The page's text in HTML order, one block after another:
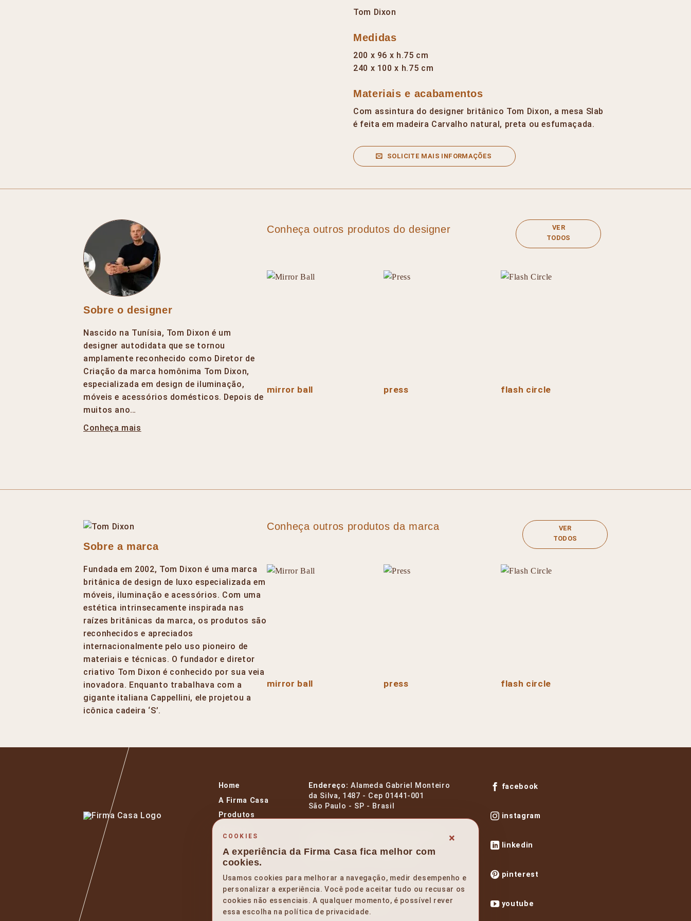
Tom Dixon
Medidas
200 x 96 x h.75 cm
240 x 100 x h.75 cm
Materiais e acabamentos
Com assintura do designer britânico Tom Dixon, a mesa Slab
é feita em madeira Carvalho natural, preta ou esfumaçada.
SOLICITE MAIS INFORMAÇÕES
Sobre o designer
Nascido na Tunísia, Tom Dixon é um
designer autodidata que se tornou
amplamente reconhecido como Diretor de
Criação da marca homônima Tom Dixon,
especializada em design de iluminação,
móveis e acessórios domésticos. Depois de
muitos ano…
Conheça mais
Conheça outros produtos do designer
VER
TODOS
mirror ball press flash circle
Sobre a marca
Fundada em 2002, Tom Dixon é uma marca
britânica de design de luxo especializada em
móveis, iluminação e acessórios. Com uma
estética intrinsecamente inspirada nas
raízes britânicas da marca, os produtos são
reconhecidos e apreciados
internacionalmente pelo uso pioneiro de
materiais e técnicas. O fundador e diretor
criativo Tom Dixon é conhecido por sua veia
inovadora. Enquanto trabalhava com a
gigante italiana Cappellini, ele projetou a
icônica cadeira ‘S’.
Conheça outros produtos da marca
VER
TODOS
mirror ball press flash circle
Home
A Firma Casa
Produtos
Eventos
Blog
Warehouse
Fale Conosco
Endereço: Alameda Gabriel Monteiro
da Silva, 1487 - Cep 01441-001
São Paulo - SP - Brasil
Telefone:+55 11 3385 9595
Horários:
Segunda a Sexta – 10 às 19h.
Sábado – 10 às 14h.
facebook
instagram
linkedin
pinterest
youtube
×
COOKIES
A experiência da Firma Casa fica melhor com
cookies.
Usamos cookies para melhorar a navegação, medir desempenho e
personalizar a experiência. Você pode aceitar tudo ou recusar os
cookies não essenciais. A qualquer momento, é possível rever
essa escolha na política de privacidade.